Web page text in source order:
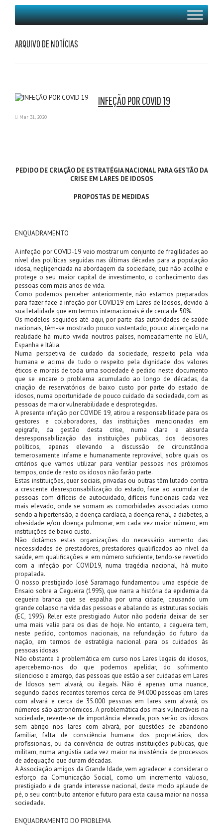
ARQUIVO DE NOTÍCIAS
INFEÇÃO POR COVID 19
Mar 31, 2020
PEDIDO DE CRIAÇÃO DE ESTRATÉGIA NACIONAL PARA GESTÃO DA
CRISE EM LARES DE IDOSOS
PROPOSTAS DE MEDIDAS
ENQUADRAMENTO
A infeção por COVID-19 veio mostrar um conjunto de fragilidades ao
nível das políticas seguidas nas últimas décadas para a população
idosa, negligenciada na abordagem da sociedade, que não acolhe e
protege o seu maior capital de investimento, o conhecimento das
pessoas com mais anos de vida.
Como podemos perceber anteriormente, não estamos preparados
para fazer face à infeção por COVID19 em Lares de Idosos, devido à
sua letalidade que em termos internacionais é de cerca de 50%.
Os modelos seguidos até aqui, por parte das autoridades de saúde
nacionais, têm-se mostrado pouco sustentado, pouco alicerçado na
realidade há muito vivida noutros países, nomeadamente no EUA,
Espanha e Itália.
Numa perspetiva de cuidado da sociedade, respeito pela vida
humana e acima de tudo o respeito pela dignidade dos valores
éticos e morais de toda uma sociedade é pedido neste documento
que se encare o problema acumulado ao longo de décadas, da
criação de reservatórios de baixo custo por parte do estado de
idosos, numa oportunidade de pouco cuidado da sociedade, com as
pessoas de maior vulnerabilidade e desprotegidas.
A presente infeção por COVIDE 19, atirou a responsabilidade para os
gestores e colaboradores, das instituições mencionadas em
epigrafe, da gestão desta crise, numa clara e absurda
desresponsabilização das instituições publicas, dos decisores
políticos, apenas elevando a discussão de circunstância
temerosamente infame e humanamente reprovável, sobre quais os
critérios que vamos utilizar para ventilar pessoas nos próximos
tempos, onde de resto os idosos não farão parte.
Estas instituições, quer sociais, privadas ou outras têm lutado contra
a crescente desresponsabilização do estado, face ao acumular de
pessoas com difíceis de autocuidado, difíceis funcionais cada vez
mais elevado, onde se somam as comorbidades associadas como
sendo a hipertensão, a doença cardíaca, a doença renal, a diabetes, a
obesidade e/ou doença pulmonar, em cada vez maior número, em
instituições de baixo custo.
Não dotámos estas organizações do necessário aumento das
necessidades de prestadores, prestadores qualificados ao nível da
saúde, em qualificações e em número suficiente, tendo-se revertido
com a infeção por COVID19, numa tragédia nacional, há muito
propalada.
O nosso prestigiado José Saramago fundamentou uma espécie de
Ensaio sobre a Cegueira (1995), que narra a história da epidemia da
cegueira branca que se espalha por uma cidade, causando um
grande colapso na vida das pessoas e abalando as estruturas sociais
(EC, 1995). Reler este prestigiado Autor não poderia deixar de ser
uma mais valia para os dias de hoje. No entanto, a cegueira tem,
neste pedido, contornos nacionais, na refundação do futuro da
nação, em termos de estratégia nacional para os cuidados às
pessoas idosas.
Não obstante à problemática em curso nos Lares legais de idosos,
apercebemo-nos do que podemos apelidar, do sofrimento
silencioso e amargo, das pessoas que estão a ser cuidadas em Lares
de Idosos sem alvará, ou ilegais. Não é apenas uma nuance,
segundo dados recentes teremos cerca de 94.000 pessoas em lares
com alvará e cerca de 35.000 pessoas em lares sem alvará, os
números são astronómicos. A problemática dos mais vulneráveis na
sociedade, reverte-se de importância elevada, pois serão os idosos
sem abrigo nos lares com alvará, por questões de abandono
familiar, falta de consciência humana dos proprietários, dos
profissionais, ou da conivência de outras instituições publicas, que
militam, numa angústia cada vez maior na insistência de processos
de adequação que duram décadas.
A Associação amigos da Grande Idade, vem agradecer e considerar o
esforço da Comunicação Social, como um incremento valioso,
prestigiado e de grande interesse nacional, deste modo aplaude de
pé, o seu contributo anterior e futuro para esta causa maior na nossa
sociedade.
ENQUADRAMENTO DO PROBLEMA